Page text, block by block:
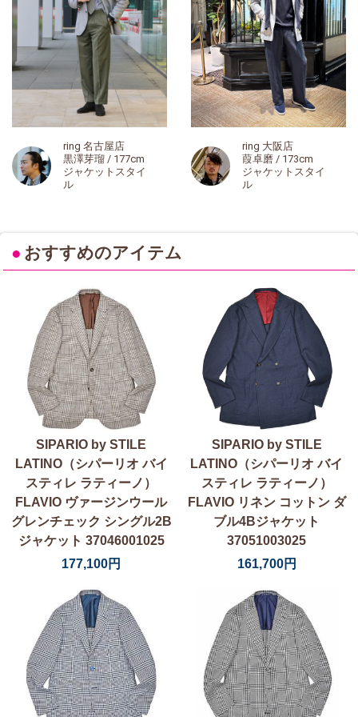
ring 名古屋店
黒澤芽瑠 / 177cm
ジャケットスタイ
ル
ring 大阪店
葭卓磨 / 173cm
ジャケットスタイ
ル
● おすすめのアイテム
SIPARIO by STILE
LATINO（シパーリオ バイ
スティレ ラティーノ）
FLAVIO ヴァージンウール
グレンチェック シングル2B
ジャケット 37046001025
177,100円
SIPARIO by STILE
LATINO（シパーリオ バイ
スティレ ラティーノ）
FLAVIO リネン コットン ダ
ブル4Bジャケット
37051003025
161,700円